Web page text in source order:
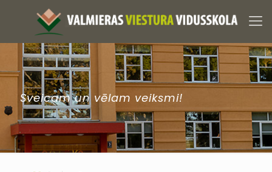
Sveicam un vēlam veiksmi!